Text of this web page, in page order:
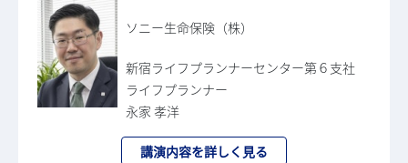
ソニー生命保険（株）
新宿ライフプランナーセンター第６支社
ライフプランナー
永家 孝洋
講演内容を詳しく見る